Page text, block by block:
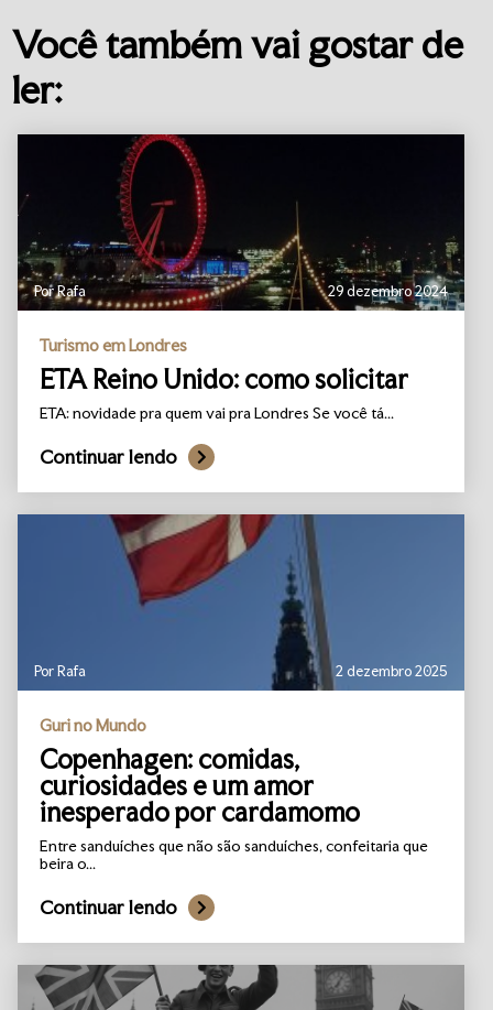
Você também vai gostar de
ler:
Por Rafa 29 dezembro 2024
Turismo em Londres
ETA Reino Unido: como solicitar
ETA: novidade pra quem vai pra Londres Se você tá...
Continuar lendo
Por Rafa 2 dezembro 2025
Guri no Mundo
Copenhagen: comidas,
curiosidades e um amor
inesperado por cardamomo
Entre sanduíches que não são sanduíches, confeitaria que
beira o...
Continuar lendo